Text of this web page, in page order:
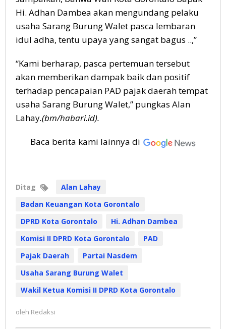
Hi. Adhan Dambea akan mengundang pelaku
usaha Sarang Burung Walet pasca lembaran
idul adha, tentu upaya yang sangat bagus ..,”
“Kami berharap, pasca pertemuan tersebut
akan memberikan dampak baik dan positif
terhadap pencapaian PAD pajak daerah tempat
usaha Sarang Burung Walet,” pungkas Alan
Lahay.(bm/habari.id).
Baca berita kami lainnya di
Ditag
Alan Lahay
Badan Keuangan Kota Gorontalo
DPRD Kota Gorontalo
Hi. Adhan Dambea
Komisi II DPRD Kota Gorontalo
PAD
Pajak Daerah
Partai Nasdem
Usaha Sarang Burung Walet
Wakil Ketua Komisi II DPRD Kota Gorontalo
oleh Redaksi